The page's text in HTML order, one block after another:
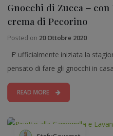
Gnocchi di Zucca –
crema di Pecorino
Posted on 20 Ottobre 2020
E’ ufficialmente iniziata la
pensato di fare gli gnocchi in
READ MORE